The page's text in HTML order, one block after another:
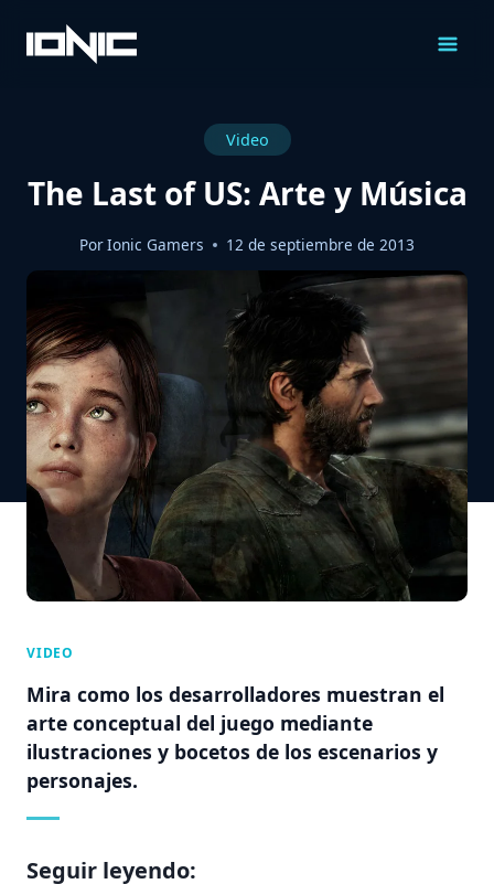
Contenido
Video
The Last of US: Arte y Música
PorIonic Gamers 12 de septiembre de 2013
VIDEO
Mira como los desarrolladores muestran el
arte conceptual del juego mediante
ilustraciones y bocetos de los escenarios y
personajes.
Seguir leyendo: